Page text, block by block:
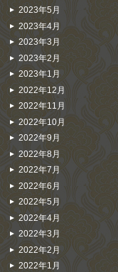
2023年5月
2023年4月
2023年3月
2023年2月
2023年1月
2022年12月
2022年11月
2022年10月
2022年9月
2022年8月
2022年7月
2022年6月
2022年5月
2022年4月
2022年3月
2022年2月
2022年1月